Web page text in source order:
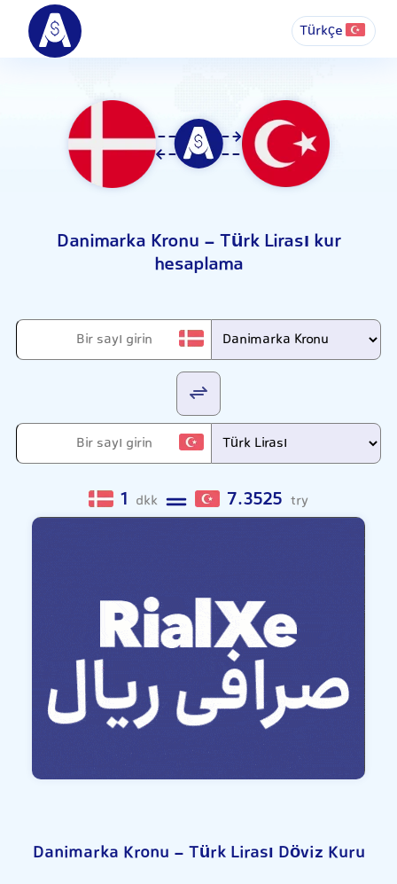
Türkçe
Danimarka Kronu - Türk Lirası kur
hesaplama
1 dkk 7.3525 try
Danimarka Kronu - Türk Lirası Döviz Kuru